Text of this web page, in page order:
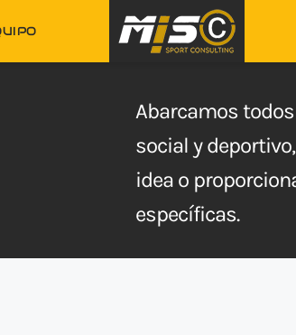
Abarcamos
social y
idea o
específicas.